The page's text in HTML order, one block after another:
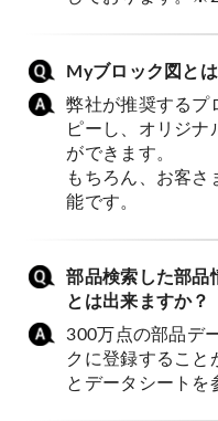
Myブロック図と
弊社が推奨するプ
ピーし、オリジナ
ができます。
もちろん、お客さ
能です。
部品検索した部品
とは出来ますか？
300万点の部品デ
クに登録すること
とデータシートを